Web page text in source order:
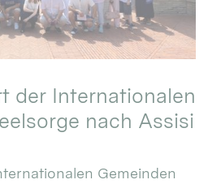
der Internationalen
nach Assisi
Gemeinden